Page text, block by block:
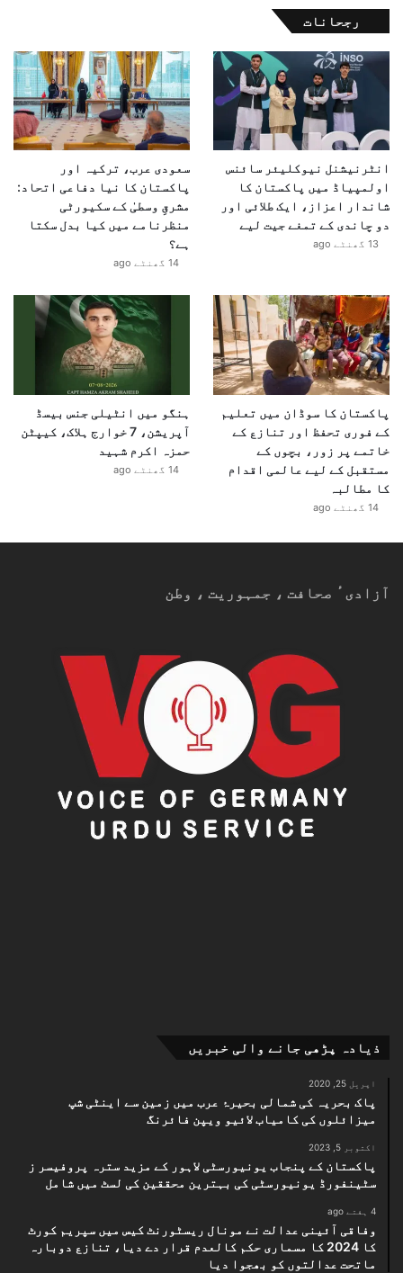
رجحانات
انٹرنیشنل نیوکلیئر سائنس
اولمپیاڈ میں پاکستان کا
شاندار اعزاز، ایک طلائی اور
دو چاندی کے تمغے جیت لیے
13 گھنٹے ago
سعودی عرب، ترکیہ اور
پاکستان کا نیا دفاعی اتحاد:
مشرقِ وسطیٰ کے سکیورٹی
منظرنامے میں کیا بدل سکتا
ہے؟
14 گھنٹے ago
پاکستان کا سوڈان میں تعلیم
کے فوری تحفظ اور تنازع کے
خاتمے پر زور، بچوں کے
مستقبل کے لیے عالمی اقدام
کا مطالبہ
14 گھنٹے ago
ہنگو میں انٹیلی جنس بیسڈ
آپریشن، 7 خوارج ہلاک، کیپٹن
حمزہ اکرم شہید
14 گھنٹے ago
آزادیٴ صحافت ، جمہوریت ، وطن
ذیادہ پڑھی جانے والی خبریں
اپریل 25, 2020
پاک بحریہ کی شمالی بحیرۂ عرب میں زمین سے اینٹی شپ
میزائلوں کی کامیاب لائیو ویپن فائرنگ
اکتوبر 5, 2023
پاکستان کے پنجاب یونیورسٹی لاہور کے مزید سترہ پروفیسر ز
سٹینفورڈ یونیورسٹی کی بہترین محققین کی لسٹ میں شامل
4 ہفتے ago
وفاقی آئینی عدالت نے مونال ریسٹورنٹ کیس میں سپریم کورٹ
کا 2024 کا مسماری حکم کالعدم قرار دے دیا، تنازع دوبارہ
ماتحت عدالتوں کو بھجوا دیا